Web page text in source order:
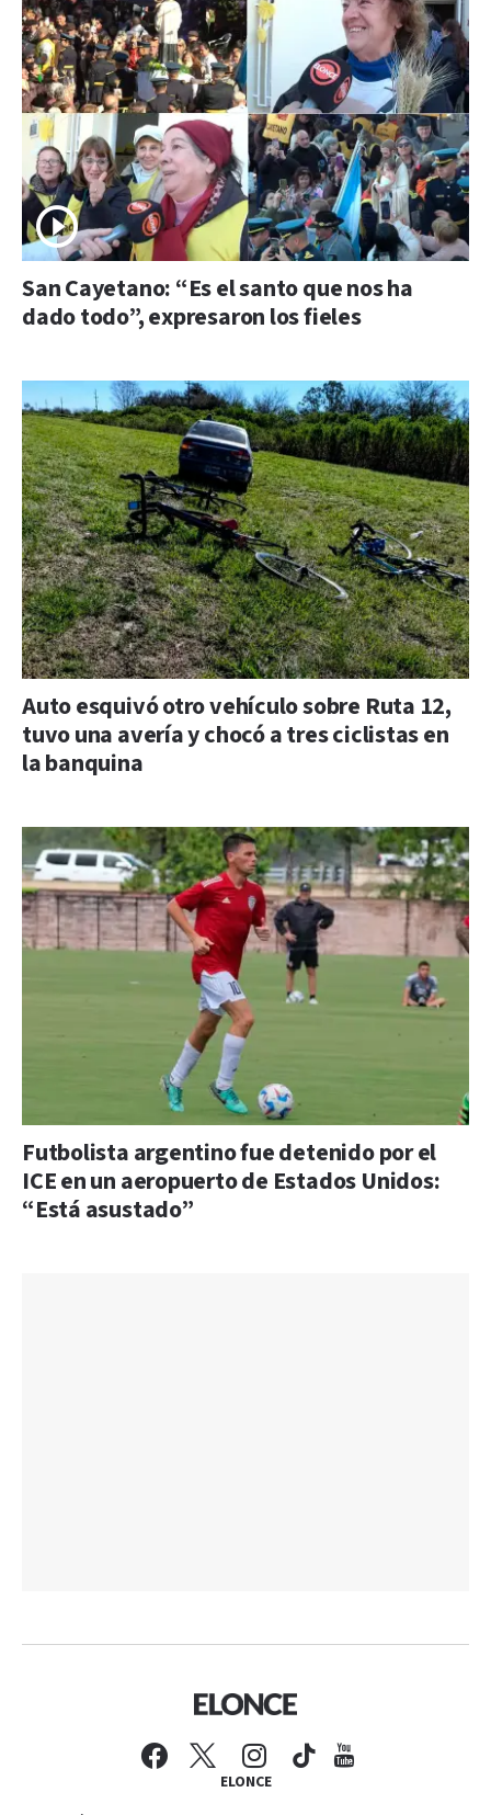
San Cayetano: “Es el santo que nos ha
dado todo”, expresaron los fieles
Auto esquivó otro vehículo sobre Ruta 12,
tuvo una avería y chocó a tres ciclistas en
la banquina
Futbolista argentino fue detenido por el
ICE en un aeropuerto de Estados Unidos:
“Está asustado”
ELONCE